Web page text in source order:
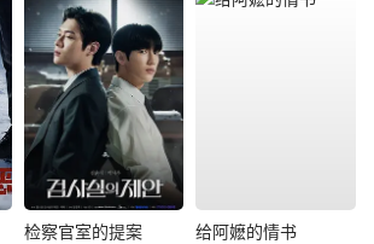
检察官室的提案 给阿嬷的情书